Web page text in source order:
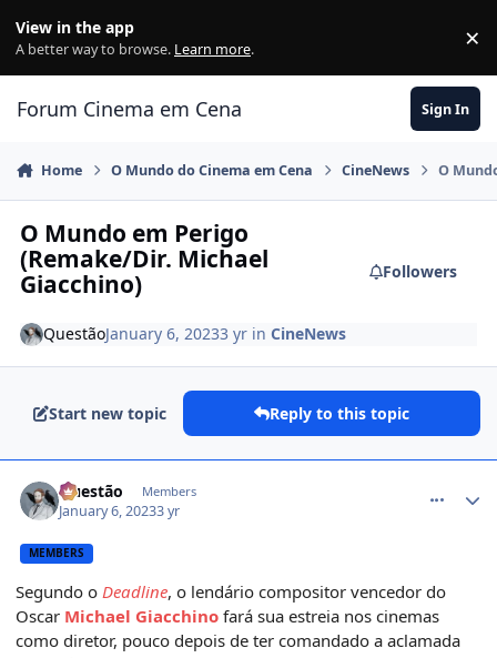
View in the app
A better way to browse. Learn more. ×
Forum Cinema em Cena Sign In
Home O Mundo do Cinema em Cena CineNews O
O Mundo em Perigo
(Remake/Dir. Michael
Giacchino)
Followers
QuestãoJanuary 6, 20233 yr inCineNews
Start new topic Reply to this topic
Questão Members
January 6, 20233 yr
MEMBERS
Segundo o Deadline, o lendário compositor vencedor do
Oscar Michael Giacchino fará sua estreia nos cinemas
como diretor, pouco depois de ter comandado a aclamada